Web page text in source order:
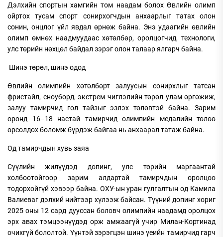
Дэлхийн спортын хамгийн том наадам болох Өвлийн олимп
ойртох тусам спорт сонирхогчдын анхаарлыг татах олон
сонин, онцлог үйл явдал өрнөж байна. Энэ удаагийн өвлийн
олимп өмнөх наадмуудаас хөтөлбөр, оролцогчид, технологи,
улс төрийн нөхцөл байдал зэрэг олон талаар ялгарч байна.
Шинэ төрөл, шинэ одод
Өвлийн олимпийн хөтөлбөрт залуусын сонирхлыг татсан
фристайл, сноуборд, экстрем чиглэлийн төрөл улам өргөжиж,
залуу тамирчид гол тайзыг эзлэх төлөвтэй байна. Зарим
оронд 16–18 настай тамирчид олимпийн медалийн төлөө
өрсөлдөх боломж бүрдэж байгаа нь анхаарал татаж байна.
Од тамирчдын хувь заяа
Сүүлийн жилүүдэд допинг, улс төрийн маргаантай
холбоотойгоор зарим алдартай тамирчдын оролцоо
тодорхойгүй хэвээр байна. ОХУ-ын уран гулгалтын од Камила
Валиеваг дэлхий нийтээр хүлээж байсан. Түүний допинг хориг
2025 оны 12 сард дууссан боловч олимпийн наадамд оролцох
эрх авах тэмцээнүүдэд орж амжаагүй учир Милан-Кортинад
очихгүй бололтой. Үүнтэй зэрэгцэн шинэ үеийн тамирчид гарч